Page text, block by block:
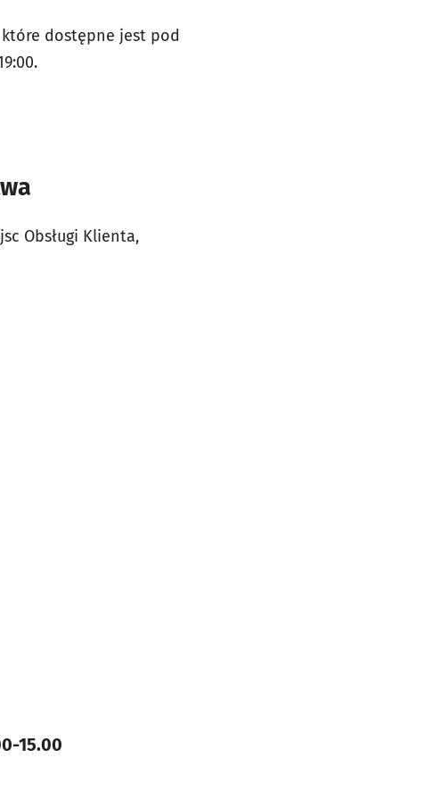
które dostępne jest pod
Obsługi Klienta,
15.00